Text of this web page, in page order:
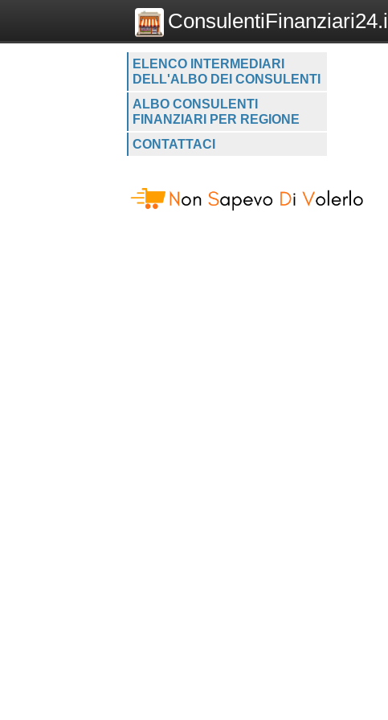
ELENCO INTERMEDIARI
DELL'ALBO DEI CONSULENTI
ALBO CONSULENTI
FINANZIARI PER REGIONE
CONTATTACI